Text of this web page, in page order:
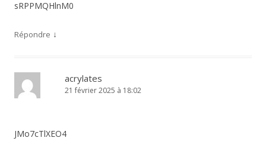
sRPPMQHlnM0
Répondre ↓
acrylates
21 février 2025 à 18:02
JMo7cTlXEO4